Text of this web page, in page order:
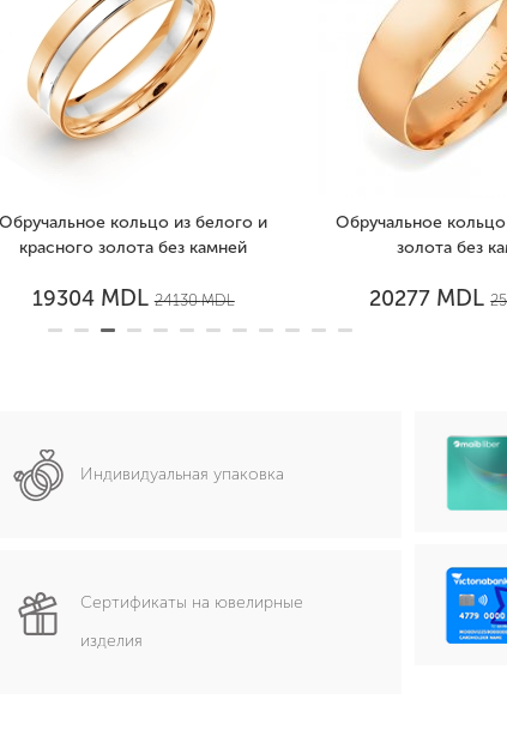
кольцо из белого и
золота без камней
MDL 24130MDL
Обручальное кольцо из красного
золота без камней
MDL 25346MDL
Индивидуальная упаковка
Сертификаты на ювелирные
изделия